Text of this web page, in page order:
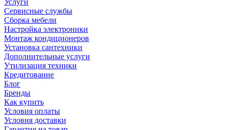
Услуги
Сервисные службы
Сборка мебели
Настройка электроники
Монтаж кондиционеров
Установка сантехники
Дополнительные услуги
Утилизация техники
Кредитование
Блог
Бренды
Как купить
Условия оплаты
Условия доставки